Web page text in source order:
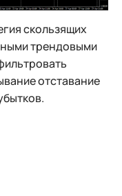
скользящих
трендовыми
отставание